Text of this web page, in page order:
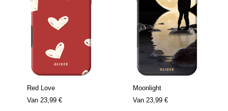
Red Love
Van 23,99 €
Moonlight
Van 23,99 €